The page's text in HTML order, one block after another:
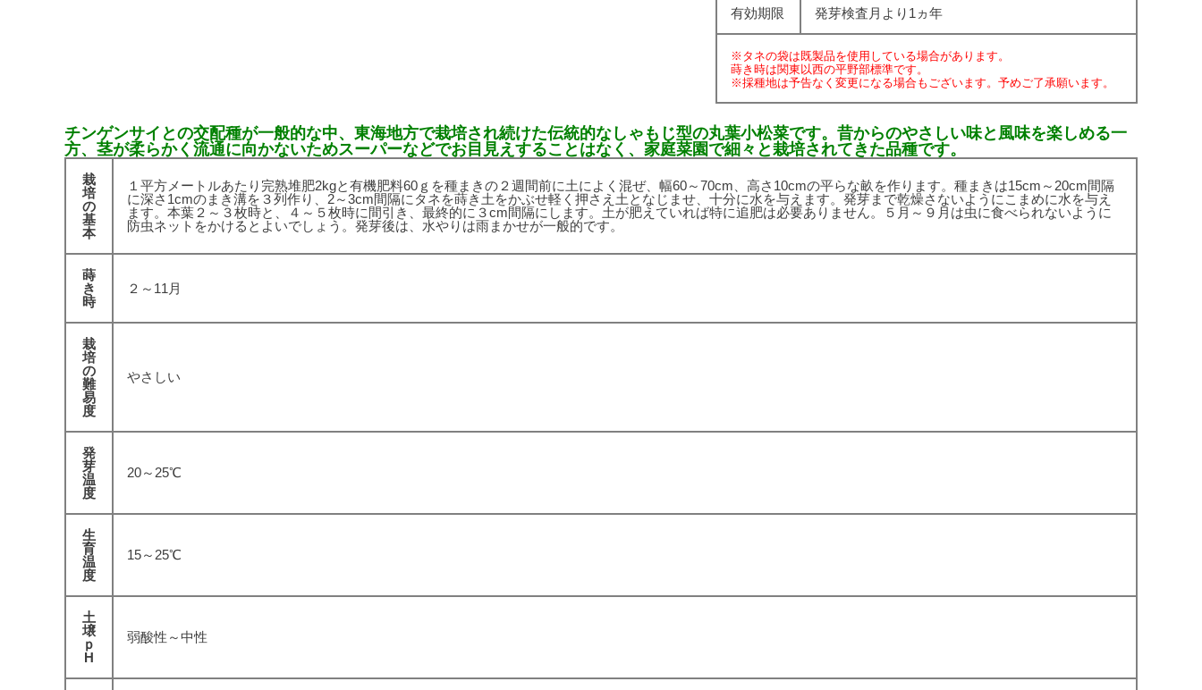
有効期限 発芽検査月より1ヵ年
※タネの袋は既製品を使用している場合があります。
蒔き時は関東以西の平野部標準です。
※採種地は予告なく変更になる場合もございます。予めご了承願います。
チンゲンサイとの交配種が一般的な中、東海地方で栽培され続けた伝統的なしゃもじ型の丸葉小松菜です。昔からのやさしい味と風味を楽しめる一
方、茎が柔らかく流通に向かないためスーパーなどでお目見えすることはなく、家庭菜園で細々と栽培されてきた品種です。
栽
培
の
基
本
１平方メートルあたり完熟堆肥2kgと有機肥料60ｇを種まきの２週間前に土によく混ぜ、幅60～70cm、高さ10cmの平らな畝を作ります。種まきは15cm～20cm間隔
に深さ1cmのまき溝を３列作り、2～3cm間隔にタネを蒔き土をかぶせ軽く押さえ土となじませ、十分に水を与えます。発芽まで乾燥さないようにこまめに水を与え
ます。本葉２～３枚時と、４～５枚時に間引き、最終的に３cm間隔にします。土が肥えていれば特に追肥は必要ありません。５月～９月は虫に食べられないように
防虫ネットをかけるとよいでしょう。発芽後は、水やりは雨まかせが一般的です。
蒔
き
時
２～11月
栽
培
の
難
易
度
やさしい
発
芽
温
度
20～25℃
生
育
温
度
15～25℃
土
壌
ｐ
H
弱酸性～中性